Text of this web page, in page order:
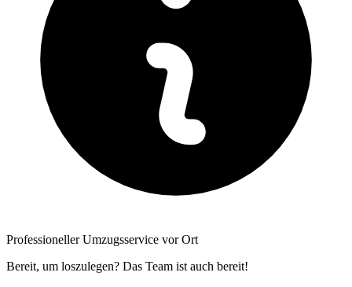
Professioneller Umzugsservice vor Ort
Bereit, um loszulegen? Das Team ist auch bereit!